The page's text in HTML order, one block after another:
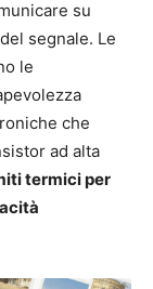
su
segnale. Le
le
che
ad alta
termici per